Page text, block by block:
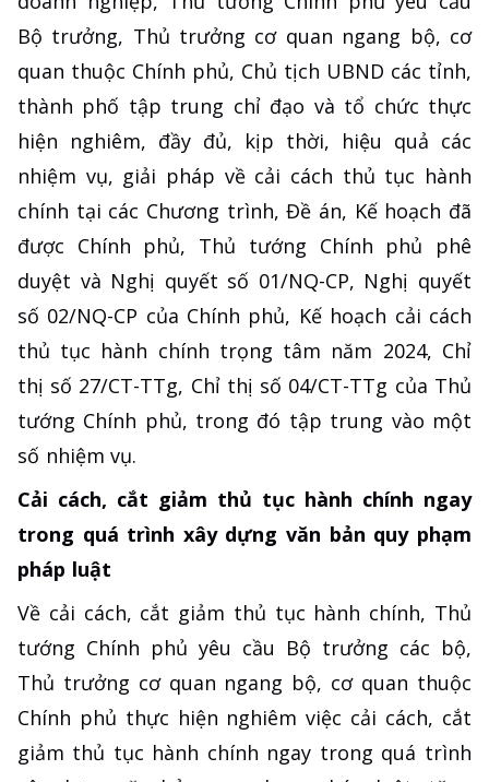
Bộ trưởng, Thủ trưởng cơ quan ngang bộ, cơ
quan thuộc Chính phủ, Chủ tịch UBND các tỉnh,
thành phố tập trung chỉ đạo và tổ chức thực
hiện nghiêm, đầy đủ, kịp thời, hiệu quả các
nhiệm vụ, giải pháp về cải cách thủ tục hành
chính tại các Chương trình, Đề án, Kế hoạch đã
được Chính phủ, Thủ tướng Chính phủ phê
duyệt và Nghị quyết số 01/NQ-CP, Nghị quyết
số 02/NQ-CP của Chính phủ, Kế hoạch cải cách
thủ tục hành chính trọng tâm năm 2024, Chỉ
thị số 27/CT-TTg, Chỉ thị số 04/CT-TTg của Thủ
tướng Chính phủ, trong đó tập trung vào một
số nhiệm vụ.
Cải cách, cắt giảm thủ tục hành chính ngay
trong quá trình xây dựng văn bản quy phạm
pháp luật
Về cải cách, cắt giảm thủ tục hành chính, Thủ
tướng Chính phủ yêu cầu Bộ trưởng các bộ,
Thủ trưởng cơ quan ngang bộ, cơ quan thuộc
Chính phủ thực hiện nghiêm việc cải cách, cắt
giảm thủ tục hành chính ngay trong quá trình